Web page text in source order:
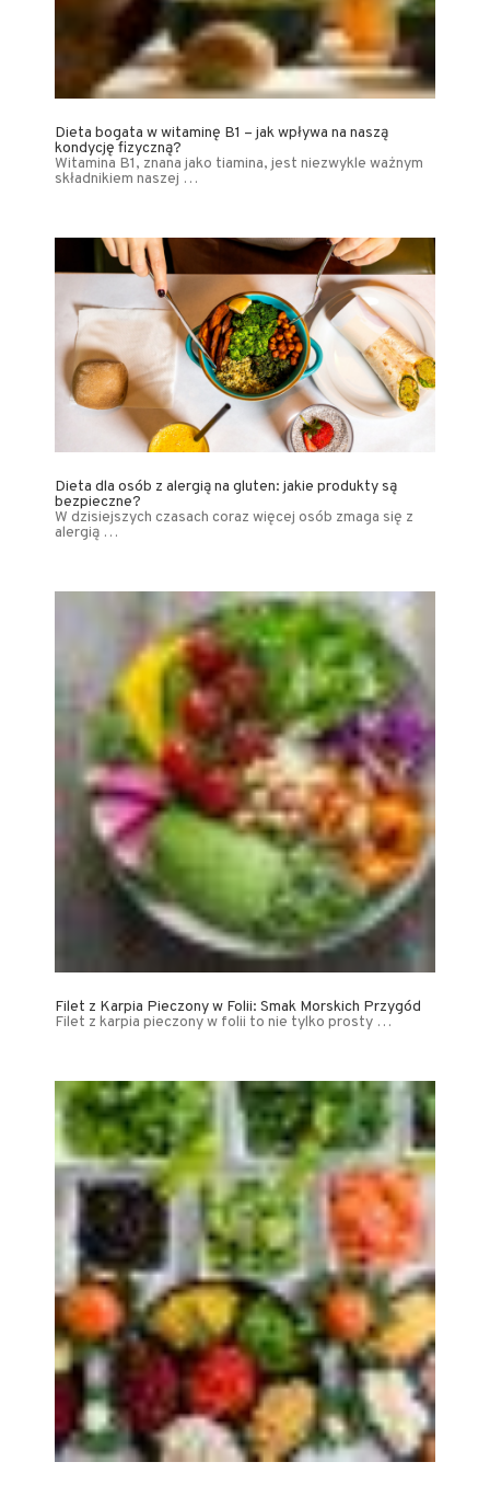
Dieta bogata w witaminę B1 – jak wpływa na naszą
kondycję fizyczną?
Witamina B1, znana jako tiamina, jest niezwykle ważnym
składnikiem naszej …
Dieta dla osób z alergią na gluten: jakie produkty są
bezpieczne?
W dzisiejszych czasach coraz więcej osób zmaga się z
alergią …
Filet z Karpia Pieczony w Folii: Smak Morskich Przygód
Filet z karpia pieczony w folii to nie tylko prosty …